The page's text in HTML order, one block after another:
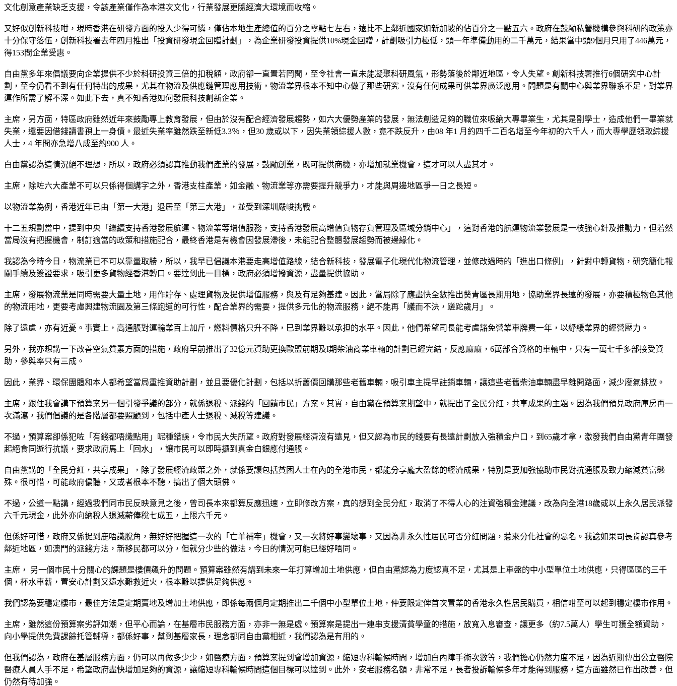
文化創意產業缺乏支援，令該產業僅作為本港次文化，行業發展更隨經濟大環境而收縮。
又好似創新科技咁，現時香港在研發方面的投入少得可憐，僅佔本地生產總值的百分之零點七左右，遠比不上鄰近國家如新加坡的佔百分之一點五六。政府在鼓勵私營機構參與科研的政策亦
十分保守落伍，創新科技署去年四月推出「投資研發現金回贈計劃」，為企業研發投資提供10%現金回贈，計劃吸引力極低，頭一年準備動用的二千萬元，結果當中頭9個月只用了446萬元，
得153間企業受惠。
自由黨多年來倡議要向企業提供不少於科研投資三倍的扣稅額，政府卻一直置若罔聞，至令社會一直未能凝聚科研風氣，形勢落後於鄰近地區，令人失望。創新科技署推行6個研究中心計
劃，至今仍看不到有任何特出的成果，尤其在物流及供應鏈管理應用技術，物流業界根本不知中心做了那些研究，沒有任何成果可供業界廣泛應用。問題是有關中心與業界聯系不足，對業界
運作所需了解不深。如此下去，真不知香港如何發展科技創新企業。
主席，另方面，特區政府雖然近年來鼓勵專上教育發展，但由於沒有配合經濟發展趨勢，如六大優勢產業的發展，無法創造足夠的職位來吸納大專畢業生，尤其是副學士，造成他們一畢業就
失業，還要因借錢讀書孭上一身債。最近失業率雖然跌至新低3.3％，但30 歲或以下，因失業領綜援人數，竟不跌反升，由08 年1 月約四千二百名增至今年初的六千人，而大專學歷領取綜援
人士，4 年間亦急增八成至約900 人。
白由黨認為這情況絕不理想，所以，政府必須認真推動我們產業的發展，鼓勵創業，既可提供商機，亦增加就業機會，這才可以人盡其才。
主席，除咗六大產業不可以只係得個講字之外，香港支柱產業，如金融、物流業等亦需要提升競爭力，才能與周邊地區爭一日之長短。
以物流業為例，香港近年已由「第一大港」退居至「第三大港」，並受到深圳嚴峻挑戰。
十二五規劃當中，提到中央「繼續支持香港發展航運、物流業等增值服務，支持香港發展高增值貨物存貨管理及區域分銷中心」，這對香港的航運物流業發展是一枝強心針及推動力，但若然
當局沒有把握機會，制訂適當的政策和措施配合，最終香港是有機會因發展滯後，未能配合整體發展趨勢而被邊緣化。
我認為今時今日，物流業已不可以靠量取勝，所以，我早已倡議本港要走高增值路線，結合新科技，發展電子化現代化物流管理，並修改過時的「進出口條例」，針對中轉貨物，研究簡化報
關手續及簽證要求，吸引更多貨物經香港轉口。要達到此一目標，政府必須增撥資源，盡量提供協助。
主席，發展物流業是同時需要大量土地，用作貯存、處理貨物及提供增值服務，與及有足夠基建。因此，當局除了應盡快全數推出葵青區長期用地，協助業界長遠的發展，亦要積極物色其他
的物流用地，更要考慮興建物流園及第三條跑道的可行性，配合業界的需要，提供多元化的物流服務，絕不能再「議而不決，蹉跎歲月」。
除了遠慮，亦有近憂。事實上，高通脹對運輸業百上加斤，燃料價格只升不降，巳到業界難以承担的水平。因此，他們希望司長能考慮豁免營業車牌費一年，以紓緩業界的經營壓力。
另外，我亦想講一下改善空氣質素方面的措施，政府早前推出了32億元資助更換歐盟前期及I期柴油商業車輛的計劃已經完結，反應麻麻，6萬部合資格的車輛中，只有一萬七千多部接受資
助，參與率只有三成。
因此，業界、環保團體和本人都希望當局重推資助計劃，並且要優化計劃，包括以折舊價回購那些老舊車輛，吸引車主提早註銷車輛，讓這些老舊柴油車輛盡早離開路面，減少廢氣排放。
主席，跟住我會講下預算案另一個引發爭議的部分，就係退稅、派錢的「回饋巿民」方案。其實，自由黨在預算案期望中，就提出了全民分紅，共享成果的主題。因為我們預見政府庫房再一
次滿瀉，我們倡議的是各階層都要照顧到，包括中產人士退稅、減稅等建議。
不過，預算案卻係犯咗「有錢都唔識點用」呢種錯誤，令市民大失所望。政府對發展經濟沒有遠見，但又認為市民的錢要有長遠計劃放入強積金户口，到65歲才拿，激發我們自由黨青年團發
起絕食同遊行抗議，要求政府馬上「回水」，讓市民可以即時攞到真金白銀應付通脹。
自由黨講的「全民分紅，共享成果」，除了發展經濟政策之外，就係要讓包括貧困人士在內的全港市民，都能分享龐大盈餘的經濟成果，特別是要加強協助巿民對抗通脹及致力縮減貧富懸
殊。很可惜，可能政府偏聽，又或者根本不聽，搞出了個大頭佛。
不過，公道一點講，經過我們同市民反映意見之後，曾司長本來都算反應迅速，立即修改方案，真的想到全民分紅，取消了不得人心的注資強積金建議，改為向全港18歲或以上永久居民派發
六千元現金，此外亦向納稅人退減薪俸稅七成五，上限六千元。
但係好可惜，政府又係捉到鹿唔識脫角，無好好把握這一次的「亡羊補牢」機會，又一次將好事變壞事，又因為非永久性居民可否分紅問題，惹來分化社會的惡名。我諗如果司長肯認真參考
鄰近地區，如澳門的派錢方法，新移民都可以分，但就分少些的做法，今日的情況可能已經好唔同。
主席， 另一個巿民十分關心的課題是樓價飆升的問題。預算案雖然有講到未來一年打算增加土地供應，但自由黨認為力度認真不足，尤其是上車盤的中小型單位土地供應，只得區區的三千
個，杯水車薪，置安心計劃又遠水難救近火，根本難以提供足夠供應。
我們認為要穩定樓市，最佳方法是定期賣地及增加土地供應，即係每兩個月定期推出二千個中小型單位土地，仲要限定俾首次置業的香港永久性居民購買，相信咁至可以起到穩定樓市作用。
主席，雖然這份預算案劣評如潮，但平心而論，在基層巿民服務方面，亦非一無是處。預算案是提出一連串支援清貧學童的措施，放寬入息審查，讓更多（約7.5萬人）學生可獲全額資助，
向小學提供免費課餘托管輔導，都係好事，幫到基層家長，理念都同自由黨相近，我們認為是有用的。
但我們認為，政府在基層服務方面，仍可以再做多少少，如醫療方面，預算案提到會增加資源，縮短專科輪候時間，增加白內障手術次數等，我們擔心仍然力度不足，因為近期傳出公立醫院
醫療人員人手不足，希望政府盡快增加足夠的資源，讓縮短專科輪候時間這個目標可以達到。此外，安老服務名額，非常不足，長者投訴輪候多年才能得到服務，這方面雖然已作出改善，但
仍然有待加強。